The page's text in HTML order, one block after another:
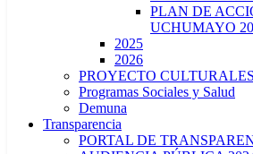
PLAN DE
UCHUMAYO
2025
2026
PROYECTO CULTURALES
Programas Sociales y Salud
Demuna
Transparencia
PORTAL DE